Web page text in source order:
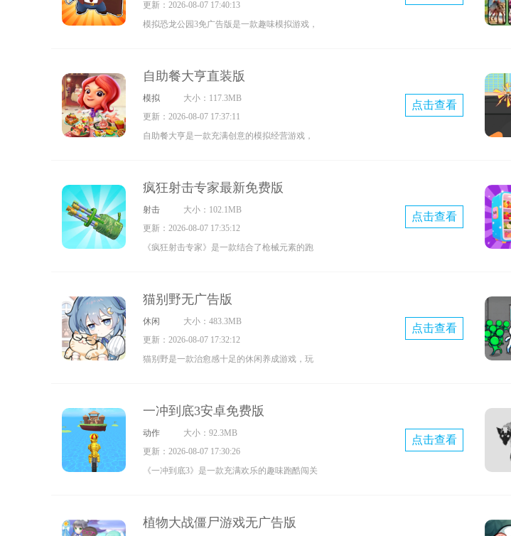
满的成就感。
更新：2026-08-07 17:40:13
模拟恐龙公园3免广告版是一款趣味模拟游戏，
飞龙、人偶等丰富物品，打造专属于自己的趣
味收藏天地。游戏还会提供超多福利，为你带
来无穷乐趣，而切换不同场景的过程也充满了
自助餐大亨直装版
模拟
大小：117.3MB
更新：2026-08-07 17:37:11
自助餐大亨是一款充满创意的模拟经营游戏，
计菜单、规划餐厅布局、培养员工，以满足顾
客的多元口味需求，打造出一家别具一格的自
助餐厅。
点击查看
疯狂射击专家最新免费版
射击
大小：102.1MB
更新：2026-08-07 17:35:12
《疯狂射击专家》是一款结合了枪械元素的跑
UFF），以此提升枪械的攻击力，同时还要击
败沿途的敌人和障碍物，最终成功冲过终点线
就能完成关卡。此外，玩家还可以在游戏商店
点击查看
猫别野无广告版
休闲
大小：483.3MB
更新：2026-08-07 17:32:12
猫别野是一款治愈感十足的休闲养成游戏，玩
们。游戏的玩法十分治愈，能让每位玩家都沉
浸其中。此外，玩家还可以带着猫咪前往不同
关卡展开冒险，和强大的怪物一决高下，玩法
点击查看
一冲到底3安卓免费版
动作
大小：92.3MB
更新：2026-08-07 17:30:26
《一冲到底3》是一款充满欢乐的趣味跑酷闯关
项属性，这样就能更轻松地开启后续的挑战。
点击查看
植物大战僵尸游戏无广告版